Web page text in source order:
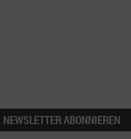
NEWSLETTER ABONNIEREN